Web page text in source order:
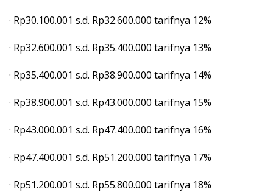
· Rp30.100.001 s.d. Rp32.600.000 tarifnya 12%
· Rp32.600.001 s.d. Rp35.400.000 tarifnya 13%
· Rp35.400.001 s.d. Rp38.900.000 tarifnya 14%
· Rp38.900.001 s.d. Rp43.000.000 tarifnya 15%
· Rp43.000.001 s.d. Rp47.400.000 tarifnya 16%
· Rp47.400.001 s.d. Rp51.200.000 tarifnya 17%
· Rp51.200.001 s.d. Rp55.800.000 tarifnya 18%